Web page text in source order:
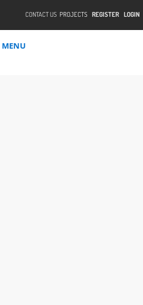
CONTACT US PROJECTS REGISTER LOGIN
MENU